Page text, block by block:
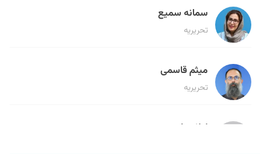
سمانه سمیع
تحریریه
میثم قاسمی
تحریریه
لیلا حنارود